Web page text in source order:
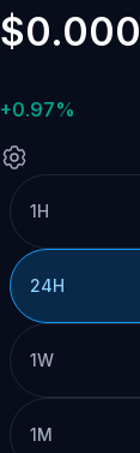
+0.97%
1H
24H
1W
1M